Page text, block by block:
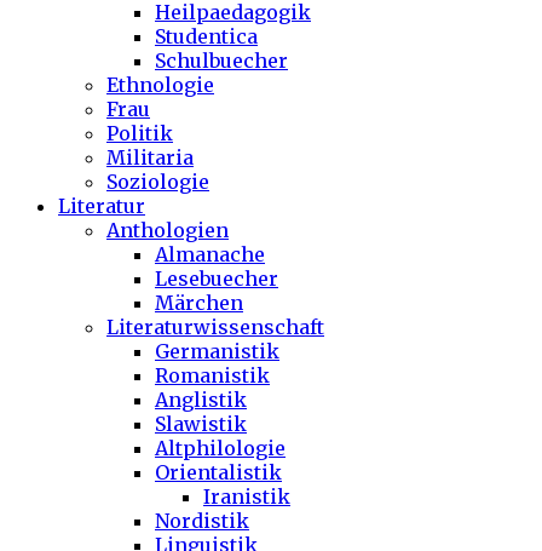
Heilpaedagogik
Studentica
Schulbuecher
Ethnologie
Frau
Politik
Militaria
Soziologie
Literatur
Anthologien
Almanache
Lesebuecher
Märchen
Literaturwissenschaft
Germanistik
Romanistik
Anglistik
Slawistik
Altphilologie
Orientalistik
Iranistik
Nordistik
Linguistik